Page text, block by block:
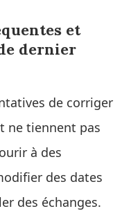
et
dernier
de corriger
ne tiennent pas
à des
des dates
des échanges.